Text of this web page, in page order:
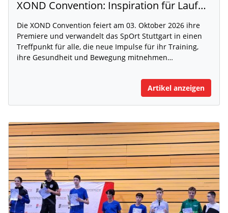
XOND Convention: Inspiration für Laufen, Fitness und Gesundheit
Die XOND Convention feiert am 03. Oktober 2026 ihre
Premiere und verwandelt das SpOrt Stuttgart in einen
Treffpunkt für alle, die neue Impulse für ihr Training,
ihre Gesundheit und Bewegung mitnehmen…
Artikel anzeigen